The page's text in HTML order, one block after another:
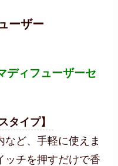
ーザー
ディフューザーセ
タイプ】
ど、手軽に使えま
ッチを押すだけで香